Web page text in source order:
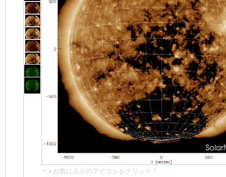
👈 お気に入りのアイコンをクリック！